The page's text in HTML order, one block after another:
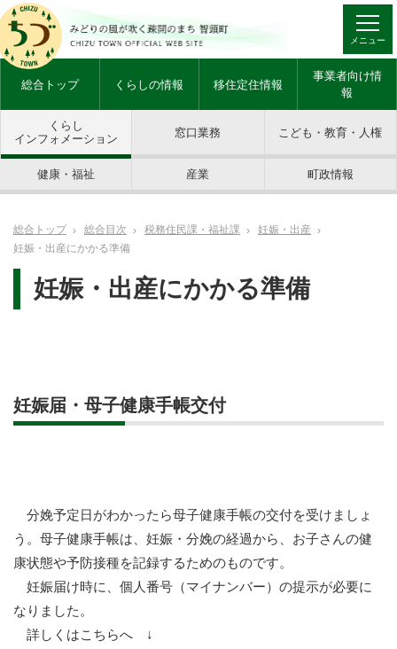
メニュー
総合トップ くらしの情報 移住定住情報
事業者向け情
報
くらし
インフォメーション
窓口業務 こども・教育・人権
健康・福祉 産業 町政情報
総合トップ 総合目次 税務住民課・福祉課
妊娠・出産
妊娠・出産にかかる準備
妊娠・出産にかかる準備
妊娠届・母子健康手帳交付
分娩予定日がわかったら母子健康手帳の交付を受けましょ
う。母子健康手帳は、妊娠・分娩の経過から、お子さんの健
康状態や予防接種を記録するためのものです。
妊娠届け時に、個人番号（マイナンバー）の提示が必要に
なりました。
詳しくはこちらへ ↓